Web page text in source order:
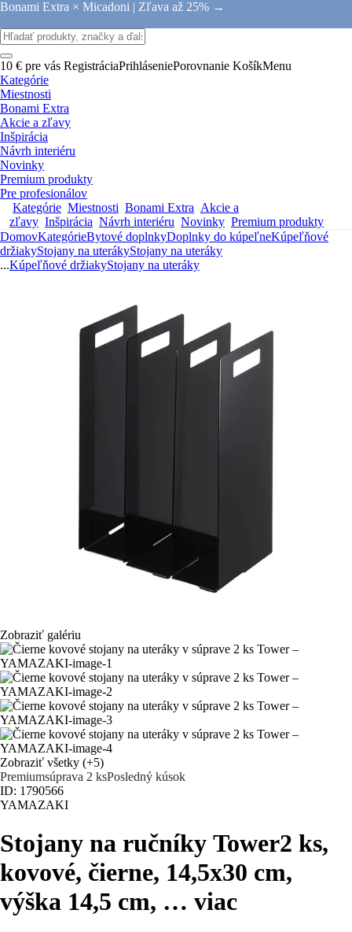
Bonami Extra × Micadoni | Zľava až 25% →
10 € pre vás RegistráciaPrihláseniePorovnanie KošíkMenu
Kategórie
Miestnosti
Bonami Extra
Akcie a zľavy
Inšpirácia
Návrh interiéru
Novinky
Premium produkty
Pre profesionálov
Kategórie Miestnosti Bonami Extra Akcie a
zľavy Inšpirácia Návrh interiéru Novinky Premium produkty
DomovKategórieBytové doplnkyDoplnky do kúpeľneKúpeľňové
držiakyStojany na uterákyStojany na uteráky
...Kúpeľňové držiakyStojany na uteráky
Zobraziť galériu
Zobraziť všetky (+5)
Premiumsúprava 2 ksPosledný kúsok
ID: 1790566
YAMAZAKI
Stojany na ručníky Tower2 ks,
kovové, čierne, 14,5x30 cm,
výška 14,5 cm, … viac